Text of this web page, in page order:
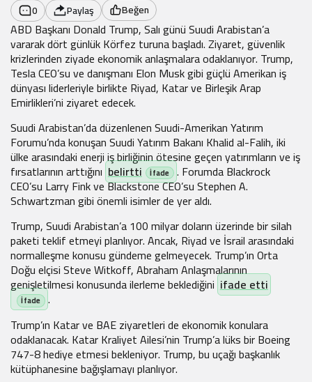
0
Paylaş Beğen
ABD Başkanı Donald Trump, Salı günü Suudi Arabistan’a
vararak dört günlük Körfez turuna başladı. Ziyaret, güvenlik
krizlerinden ziyade ekonomik anlaşmalara odaklanıyor. Trump,
Tesla CEO’su ve danışmanı Elon Musk gibi güçlü Amerikan iş
dünyası liderleriyle birlikte Riyad, Katar ve Birleşik Arap
Emirlikleri’ni ziyaret edecek.
Suudi Arabistan’da düzenlenen Suudi-Amerikan Yatırım
Forumu’nda konuşan Suudi Yatırım Bakanı Khalid al-Falih, iki
ülke arasındaki enerji iş birliğinin ötesine geçen yatırımların ve iş
fırsatlarının arttığını belirtti . Forumda Blackrock
CEO’su Larry Fink ve Blackstone CEO’su Stephen A.
Schwartzman gibi önemli isimler de yer aldı.
Trump, Suudi Arabistan’a 100 milyar doların üzerinde bir silah
paketi teklif etmeyi planlıyor. Ancak, Riyad ve İsrail arasındaki
normalleşme konusu gündeme gelmeyecek. Trump’ın Orta
Doğu elçisi Steve Witkoff, Abraham Anlaşmalarının
genişletilmesi konusunda ilerleme beklediğini ifade etti
.
Trump’ın Katar ve BAE ziyaretleri de ekonomik konulara
odaklanacak. Katar Kraliyet Ailesi’nin Trump’a lüks bir Boeing
747-8 hediye etmesi bekleniyor. Trump, bu uçağı başkanlık
kütüphanesine bağışlamayı planlıyor.